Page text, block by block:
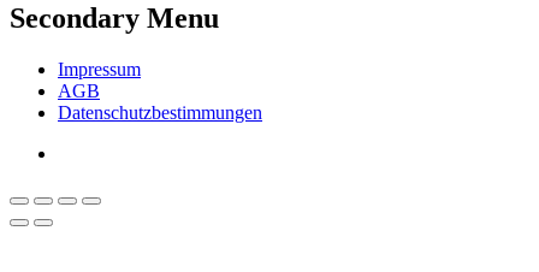
Secondary Menu
Impressum
AGB
Datenschutzbestimmungen